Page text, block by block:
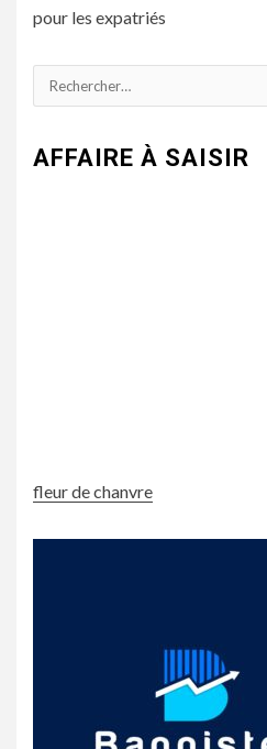
pour les expatriés
Rechercher :
AFFAIRE À SAISIR
fleur de chanvre